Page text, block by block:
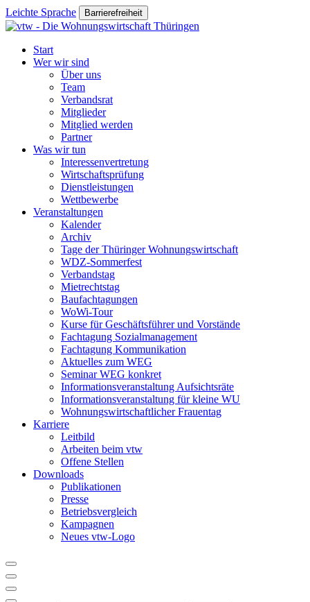
Leichte Sprache Barrierefreiheit
Start
Wer wir sind
Über uns
Team
Verbandsrat
Mitglieder
Mitglied werden
Partner
Was wir tun
Interessenvertretung
Wirtschaftsprüfung
Dienstleistungen
Wettbewerbe
Veranstaltungen
Kalender
Archiv
Tage der Thüringer Wohnungswirtschaft
WDZ-Sommerfest
Verbandstag
Mietrechtstag
Baufachtagungen
WoWi-Tour
Kurse für Geschäftsführer und Vorstände
Fachtagung Sozialmanagement
Fachtagung Kommunikation
Aktuelles zum WEG
Seminar WEG konkret
Informationsveranstaltung Aufsichtsräte
Informationsveranstaltung für kleine WU
Wohnungswirtschaftlicher Frauentag
Karriere
Leitbild
Arbeiten beim vtw
Offene Stellen
Downloads
Publikationen
Presse
Betriebsvergleich
Kampagnen
Neues vtw-Logo